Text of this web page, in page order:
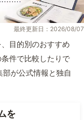
最終更新日：2026/08/07
目的別のおすすめ
件で比較したりで
が公式情報と独自
を